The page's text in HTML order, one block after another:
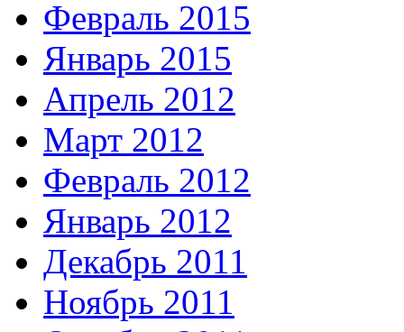
Февраль 2015
Январь 2015
Апрель 2012
Март 2012
Февраль 2012
Январь 2012
Декабрь 2011
Ноябрь 2011